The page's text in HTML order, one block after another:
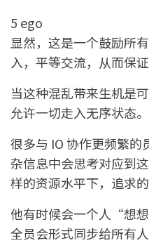
5 ego
显然，这是一个鼓励所
入，平等交流，从而保
当这种混乱带来生机是
允许一切走入无序状态。
很多与 IO 协作更频繁的
杂信息中会思考对应到
样的资源水平下，追求
他有时候会一个人“想
全员会形式同步给所有人